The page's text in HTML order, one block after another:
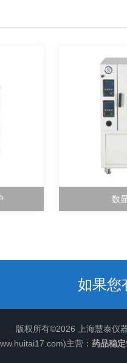
数
如果您
版权所有©2026 上海慧泰仪
主营： 药品稳